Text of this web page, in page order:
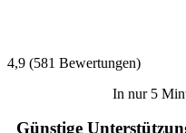
4,9 (581 Bewertungen)
In nur 5
Günstige